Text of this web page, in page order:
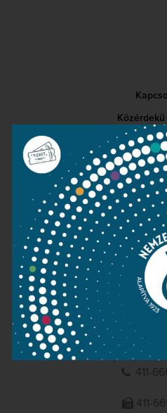
1095 Budapest,
411-
411-